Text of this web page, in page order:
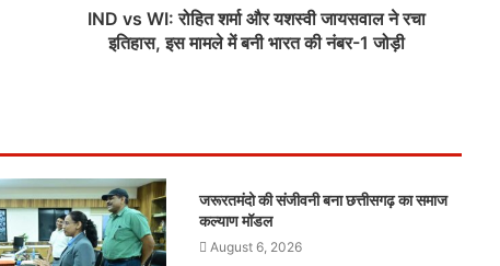
IND vs WI: रोहित शर्मा और यशस्वी जायसवाल ने रचा
इतिहास, इस मामले में बनी भारत की नंबर-1 जोड़ी
जरूरतमंदो की संजीवनी बना छत्तीसगढ़ का समाज
कल्याण मॉडल
August 6, 2026